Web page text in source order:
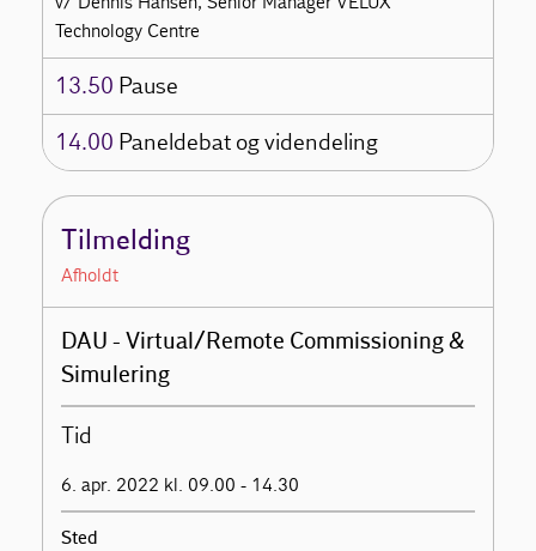
Technology Centre
13.50 Pause
14.00 Paneldebat og videndeling
Tilmelding
Afholdt
DAU - Virtual/Remote Commissioning &
Simulering
Tid
6. apr. 2022 kl. 09.00 - 14.30
Sted